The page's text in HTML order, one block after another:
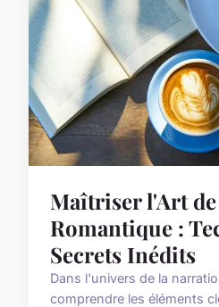
Maîtriser l'Art
Romantique :
Secrets Inédits
Dans l'univers de la
comprendre les éléments